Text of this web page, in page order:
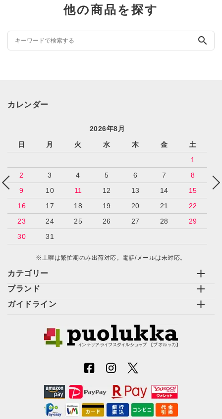
他の商品を探す
search
カテゴリー
ブランド
ガイドライン
カレンダー
2026年8月
日
月 火 水 木 金
土
1
2
3 4 5 6 7
8
9
10 11 12 13 14
15
16
17 18 19 20 21
22
23
24 25 26 27 28
29
30
31
※土曜は繁忙期のみ出荷対応。電話/メールは未対応。